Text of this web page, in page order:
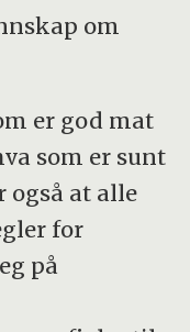
om
er god mat
som er sunt
også at alle
for
på